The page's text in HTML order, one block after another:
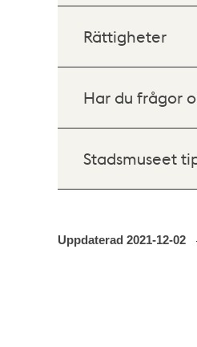
Rättigheter
Har du frågor
Stadsmuseet
Uppdaterad 2021-12-02